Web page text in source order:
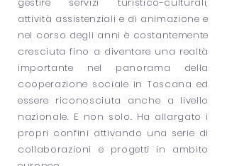
attività assistenziali e di animazione e
nel corso degli anni è costantemente
cresciuta fino a diventare una realtà
importante nel panorama della
cooperazione sociale in Toscana ed
essere riconosciuta anche a livello
nazionale. E non solo. Ha allargato i
propri confini attivando una serie di
collaborazioni e progetti in ambito